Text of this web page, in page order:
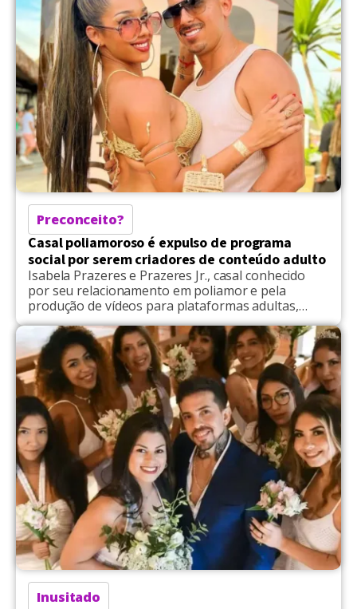
com apenas 15 mil habitantes distante […]
Preconceito?
Casal poliamoroso é expulso de programa
social por serem criadores de conteúdo adulto
Isabela Prazeres e Prazeres Jr., casal conhecido
por seu relacionamento em poliamor e pela
produção de vídeos para plataformas adultas,
foram retirados de um projeto social focado em
inteligência emocional, situado no interior de São
Paulo. O programa, que realiza eventos mensais
para mais de 500 participantes, possuía como
objetivo promover acolhimento e desenvolvimento
pessoal […]
Inusitado